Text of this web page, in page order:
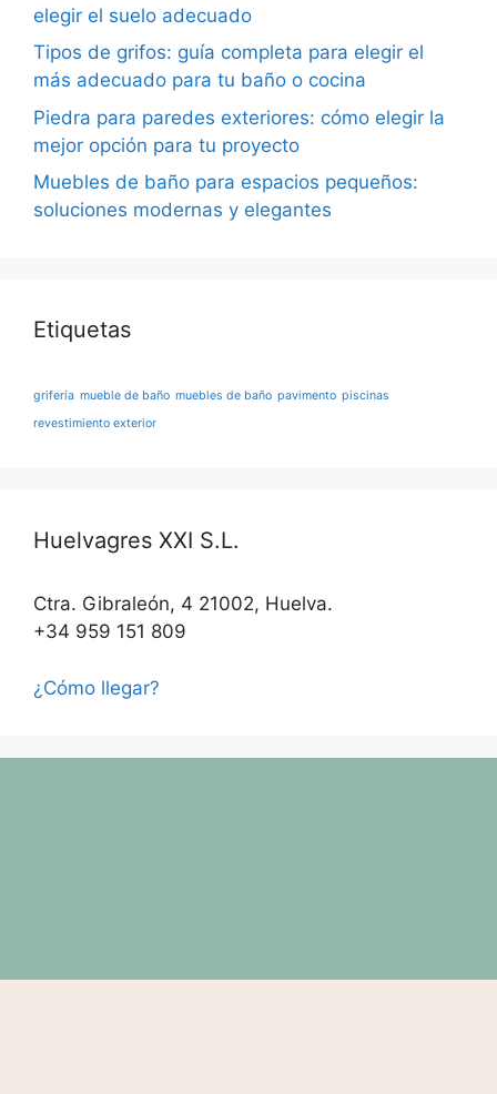
elegir el suelo adecuado
Tipos de grifos: guía completa para elegir el
más adecuado para tu baño o cocina
Piedra para paredes exteriores: cómo elegir la
mejor opción para tu proyecto
Muebles de baño para espacios pequeños:
soluciones modernas y elegantes
Etiquetas
grifería mueble de baño muebles de baño pavimento piscinas
revestimiento exterior
Huelvagres XXI S.L.
Ctra. Gibraleón, 4 21002, Huelva.
+34 959 151 809
¿Cómo llegar?